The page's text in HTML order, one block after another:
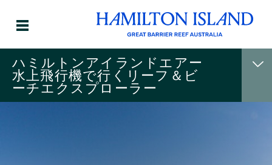
ハミルトンアイランドエアー
水上飛行機で行くリーフ＆ビ
ーチエクスプローラー